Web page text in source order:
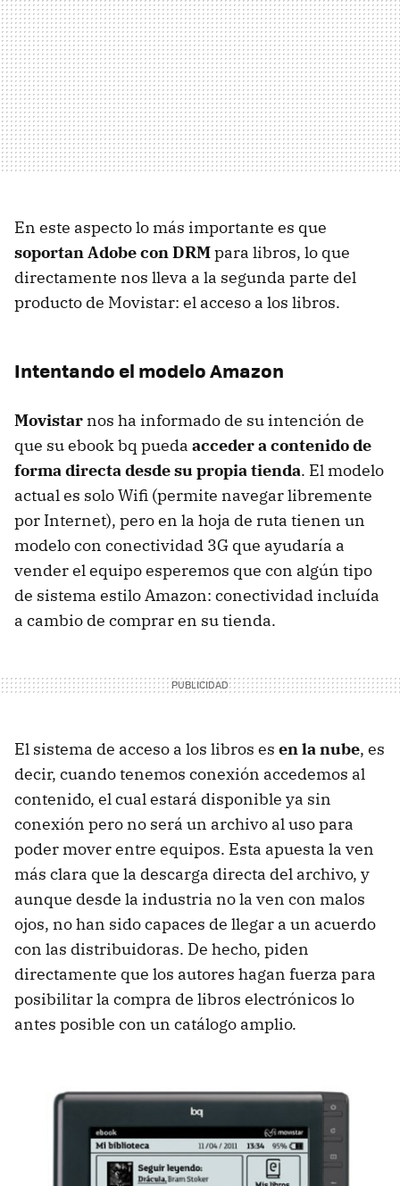
En este aspecto lo más importante es que
soportan Adobe con DRMpara libros, lo que
directamente nos lleva a la segunda parte del
producto de Movistar: el acceso a los libros.
Intentando el modelo Amazon
Movistar nos ha informado de su intención de
que su ebook bq pueda acceder a contenido de
forma directa desde su propia tienda. El modelo
actual es solo Wifi (permite navegar libremente
por Internet), pero en la hoja de ruta tienen un
modelo con conectividad 3G que ayudaría a
vender el equipo esperemos que con algún tipo
de sistema estilo Amazon: conectividad incluída
a cambio de comprar en su tienda.
El sistema de acceso a los libros es en la nube, es
decir, cuando tenemos conexión accedemos al
contenido, el cual estará disponible ya sin
conexión pero no será un archivo al uso para
poder mover entre equipos. Esta apuesta la ven
más clara que la descarga directa del archivo, y
aunque desde la industria no la ven con malos
ojos, no han sido capaces de llegar a un acuerdo
con las distribuidoras. De hecho, piden
directamente que los autores hagan fuerza para
posibilitar la compra de libros electrónicos lo
antes posible con un catálogo amplio.